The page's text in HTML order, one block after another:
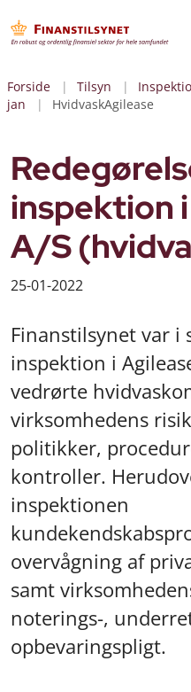
Forside Tilsyn
jan
HvidvaskAgilease
inspektion
A/S
25-01-2022
Finanstilsynet var i
inspektion i
vedrørte
virksomhedens
politikker,
kontroller.
inspektionen
overvågning af
samt
noterings-,
opbevaringspligt.